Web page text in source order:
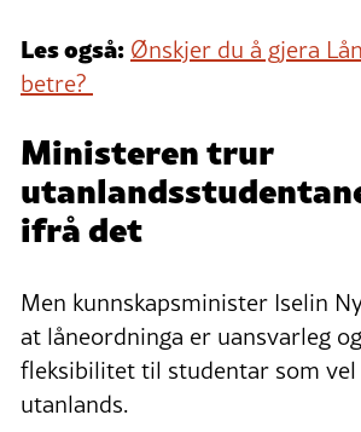
Les også: Ønskjer du å gjera
betre?
Ministeren trur
ifrå det
Men kunnskapsminister Iselin
at låneordninga er uansvarleg
fleksibilitet til studentar som vel
utanlands.